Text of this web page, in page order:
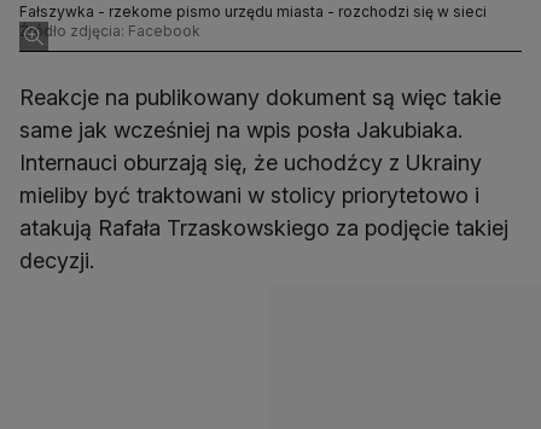
Fałszywka - rzekome pismo urzędu miasta - rozchodzi się w sieci
Źródło zdjęcia: Facebook
Reakcje na publikowany dokument są więc takie
same jak wcześniej na wpis posła Jakubiaka.
Internauci oburzają się, że uchodźcy z Ukrainy
mieliby być traktowani w stolicy priorytetowo i
atakują Rafała Trzaskowskiego za podjęcie takiej
decyzji.